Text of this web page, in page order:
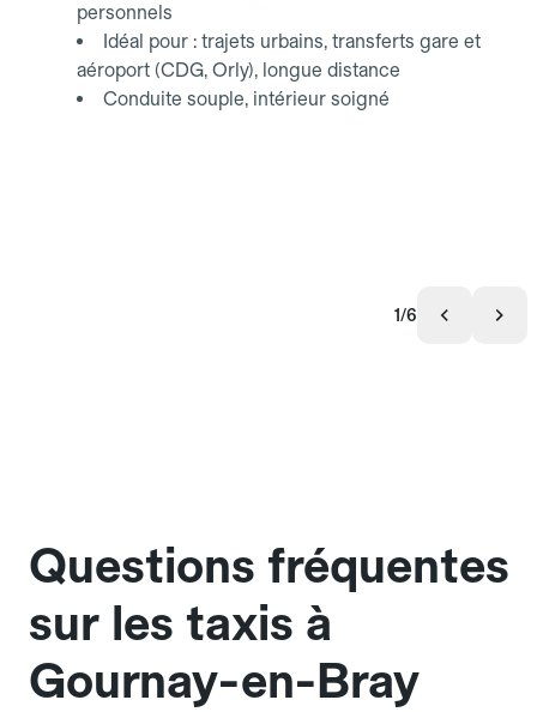
personnels
Idéal pour : trajets urbains, transferts gare et
aéroport (CDG, Orly), longue distance
Conduite souple, intérieur soigné
1/6
Questions fréquentes
sur les taxis à
Gournay-en-Bray